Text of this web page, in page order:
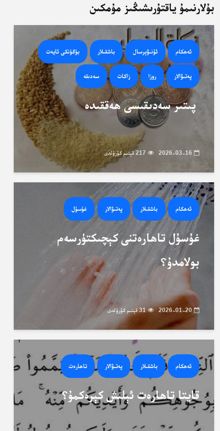
بۇلارنىمۇ ياقتۇرىشىڭىز مۇمكىن
ئەھكام ئۇنىۋېرسال باشقىلار بۈگۈنكى ئايەت
پەتىۋالار روزا زاكات سەدىقە
پىتىر سەدىقىسى ھەققىدە
2026-03-16 217 قېتىم كۆرۈلدى
ئەھكام باشقىلار پەتىۋالار غۇسۇل
غۇسۇل تاھارەتنى كېچىكتۈرسەم
بولامدۇ؟
2026-01-20 31 قېتىم كۆرۈلدى
ئەھكام باشقىلار پەتىۋالار تاھارەت
قايتا تاھارەت ئېلىش كېرەكمۇ؟